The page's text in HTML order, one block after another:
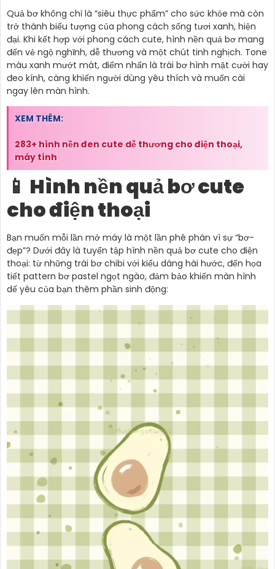
Quả bơ không chỉ là “siêu thực phẩm” cho sức khỏe mà còn
trở thành biểu tượng của phong cách sống tươi xanh, hiện
đại. Khi kết hợp với phong cách cute, hình nền quả bơ mang
đến vẻ ngộ nghĩnh, dễ thương và một chút tinh nghịch. Tone
màu xanh mướt mát, điểm nhấn là trái bơ hình mặt cười hay
đeo kính, càng khiến người dùng yêu thích và muốn cài
ngay lên màn hình.
XEM THÊM:
283+ hình nền đen cute dễ thương cho điện thoại,
máy tính
📱 Hình nền quả bơ cute
cho điện thoại
Bạn muốn mỗi lần mở máy là một lần phê phán vì sự “bơ-
đẹp”? Dưới đây là tuyển tập hình nền quả bơ cute cho điện
thoại: từ những trái bơ chibi với kiểu dáng hài hước, đến họa
tiết pattern bơ pastel ngọt ngào, đảm bảo khiến màn hình
dế yêu của bạn thêm phần sinh động: